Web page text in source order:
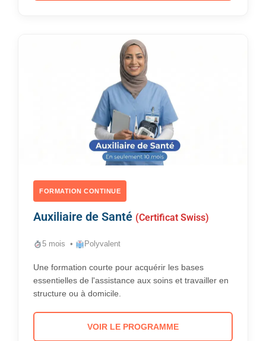
FORMATION CONTINUE
Auxiliaire de Santé (Certificat Swiss)
5 mois • Polyvalent
Une formation courte pour acquérir les bases
essentielles de l'assistance aux soins et travailler en
structure ou à domicile.
VOIR LE PROGRAMME